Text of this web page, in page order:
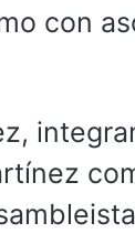
con